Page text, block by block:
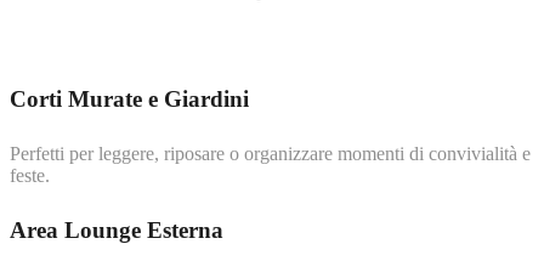
Corti Murate e Giardini
Perfetti per leggere, riposare o organizzare momenti di convivialità e
feste.
Area Lounge Esterna